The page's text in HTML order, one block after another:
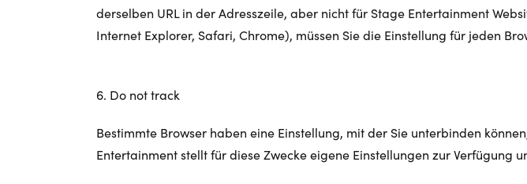
derselben URL in der Adresszeile, aber nicht für Stage Entertainment
Internet Explorer, Safari, Chrome), müssen Sie die Einstellung für jeden
6. Do not track
Bestimmte Browser haben eine Einstellung, mit der Sie unterbinden
Entertainment stellt für diese Zwecke eigene Einstellungen zur Verfügung